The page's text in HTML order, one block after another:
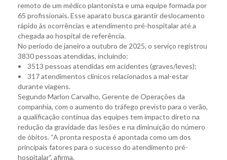
remoto de um médico plantonista e uma equipe formada por
65 profissionais. Esse aparato busca garantir deslocamento
rápido às ocorrências e atendimento pré-hospitalar até a
chegada ao hospital de referência.
No período de janeiro a outubro de 2025, o serviço registrou
3830 pessoas atendidas, incluindo:
• 3513 pessoas atendidas em acidentes (graves/leves);
• 317 atendimentos clínicos relacionados a mal-estar
durante viagens.
Segundo Marlon Carvalho, Gerente de Operações da
companhia, com o aumento do tráfego previsto para o verão,
a qualificação contínua das equipes tem impacto direto na
redução da gravidade das lesões e na diminuição do número
de óbitos. “A pronta resposta é apontada como um dos
principais fatores para o sucesso do atendimento pré-
hospitalar”, afirma.